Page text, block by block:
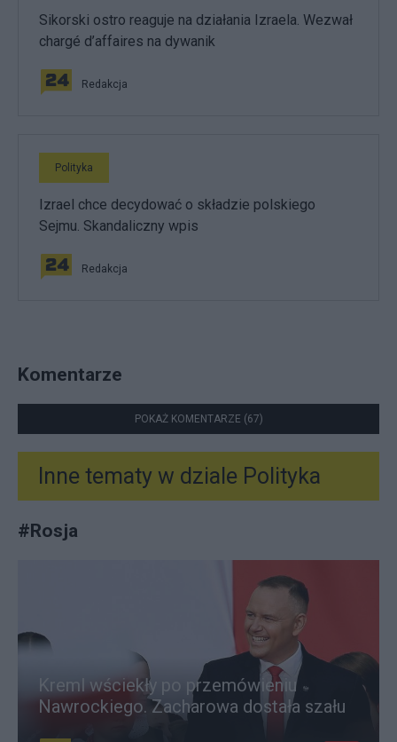
Sikorski ostro reaguje na działania Izraela. Wezwał
chargé d’affaires na dywanik
Redakcja
Polityka
Izrael chce decydować o składzie polskiego
Sejmu. Skandaliczny wpis
Redakcja
Komentarze
POKAŻ KOMENTARZE (67)
Inne tematy w dziale Polityka
#Rosja
Kreml wściekły po przemówieniu
Nawrockiego. Zacharowa dostała szału